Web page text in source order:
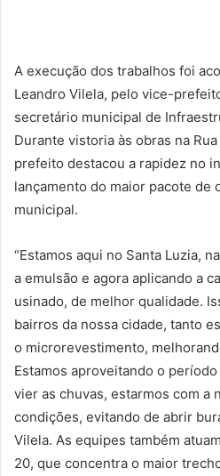
A execução dos trabalhos foi
Leandro Vilela, pelo vice-
secretário municipal de
Durante vistoria às obras na
prefeito destacou a rapidez no
lançamento do maior pacote de
municipal.
“Estamos aqui no Santa Luzia,
a emulsão e agora aplicando a
usinado, de melhor qualidade.
bairros da nossa cidade, tanto
o microrevestimento,
Estamos aproveitando o
vier as chuvas, estarmos com a
condições, evitando de abrir
Vilela. As equipes também
20, que concentra o maior